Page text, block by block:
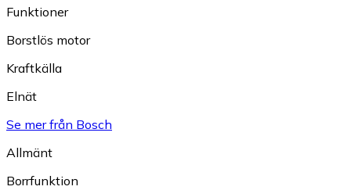
Funktioner
Borstlös motor
Kraftkälla
Elnät
Se mer från Bosch
Allmänt
Borrfunktion